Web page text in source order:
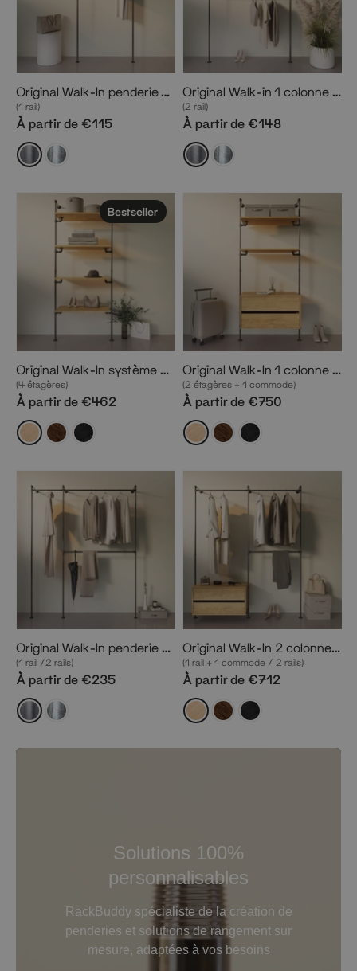
Original Walk-In penderie 1 colonne
(1 rail)
À partir de €115
Original Walk-in 1 colonne Portant à vêtements double barre
(2 rail)
À partir de €148
Bestseller
Original Walk-In système d'étagères 1 colonne
(4 étagères)
À partir de €462
Original Walk-In 1 colonne système d'étagères avec commode
(2 étagères + 1 commode)
À partir de €750
Original Walk-In penderie 2 colonnes
(1 rail /2 rails)
À partir de €235
Original Walk-In 2 colonnes penderie avec commode
(1 rail + 1 commode / 2 rails)
À partir de €712
Solutions 100%
personnalisables
RackBuddy spécialiste de la création de
penderies et solutions de rangement sur
mesure, adaptées à vos besoins